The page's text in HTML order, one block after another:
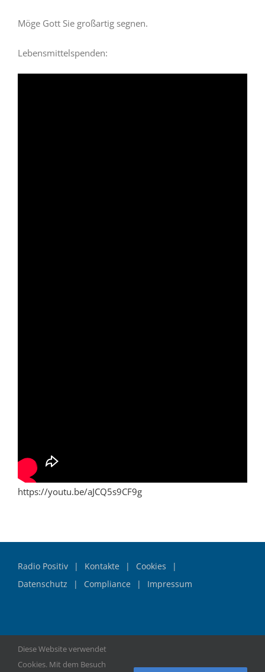
Möge Gott Sie großartig segnen.
Lebensmittelspenden:
https://youtu.be/aJCQ5s9CF9g
Radio Positiv Kontakte
Cookies
Datenschutz
Compliance Impressum
© Copyright2026 | Hilfszentrum Universal | Alle Rechte
vorbehalten
Diese Website verwendet
Cookies. Mit dem Besuch